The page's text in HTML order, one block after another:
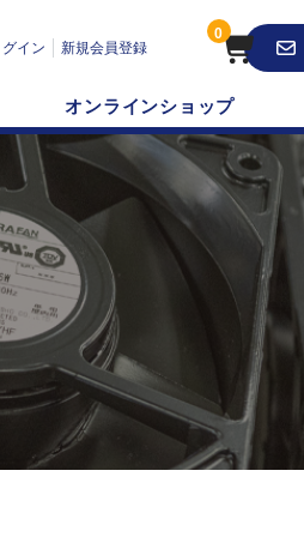
イン 新規会員登録
0
オンラインショップ